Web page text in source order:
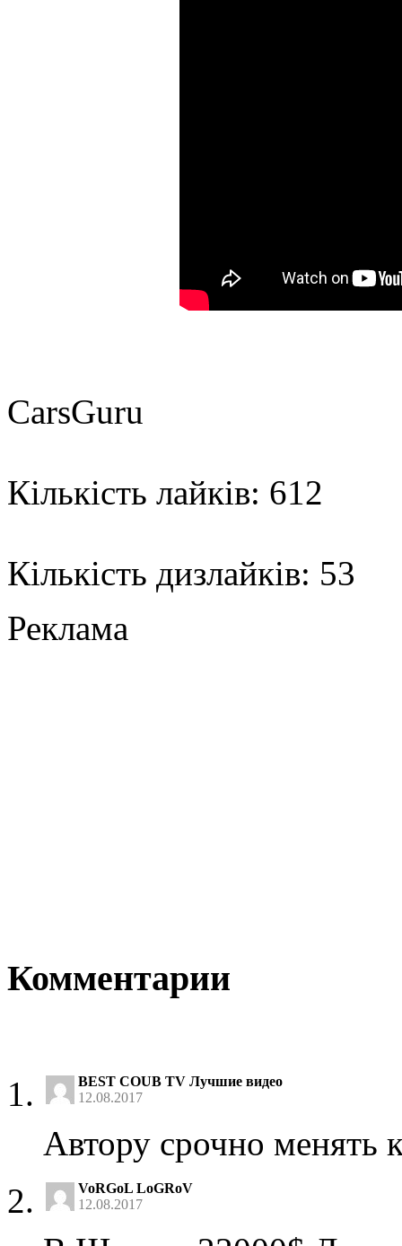
CarsGuru
Кількість лайків: 612
Кількість дизлайків: 53
Реклама
Комментарии
BEST COUB TV Лучшие видео
12.08.2017
Автору срочно
VoRGoL LoGRoV
12.08.2017